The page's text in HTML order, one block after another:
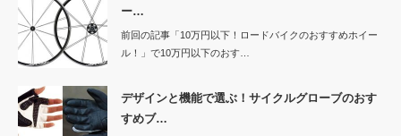
ー…
前回の記事「10万円以下！ロードバイクのおすすめホイー
ル！」で10万円以下のおす…
デザインと機能で選ぶ！サイクルグローブのおす
すめブ…